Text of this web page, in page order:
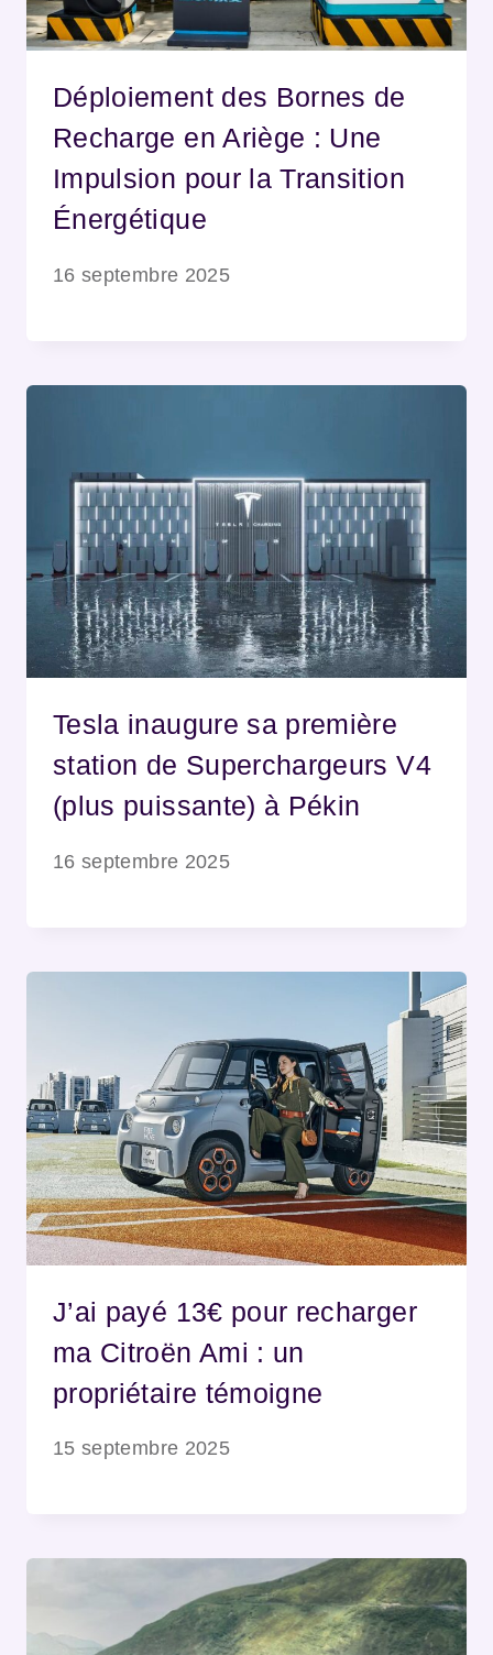
Déploiement des Bornes de
Recharge en Ariège : Une
Impulsion pour la Transition
Énergétique
16 septembre 2025
Tesla inaugure sa première
station de Superchargeurs V4
(plus puissante) à Pékin
16 septembre 2025
J’ai payé 13€ pour recharger
ma Citroën Ami : un
propriétaire témoigne
15 septembre 2025